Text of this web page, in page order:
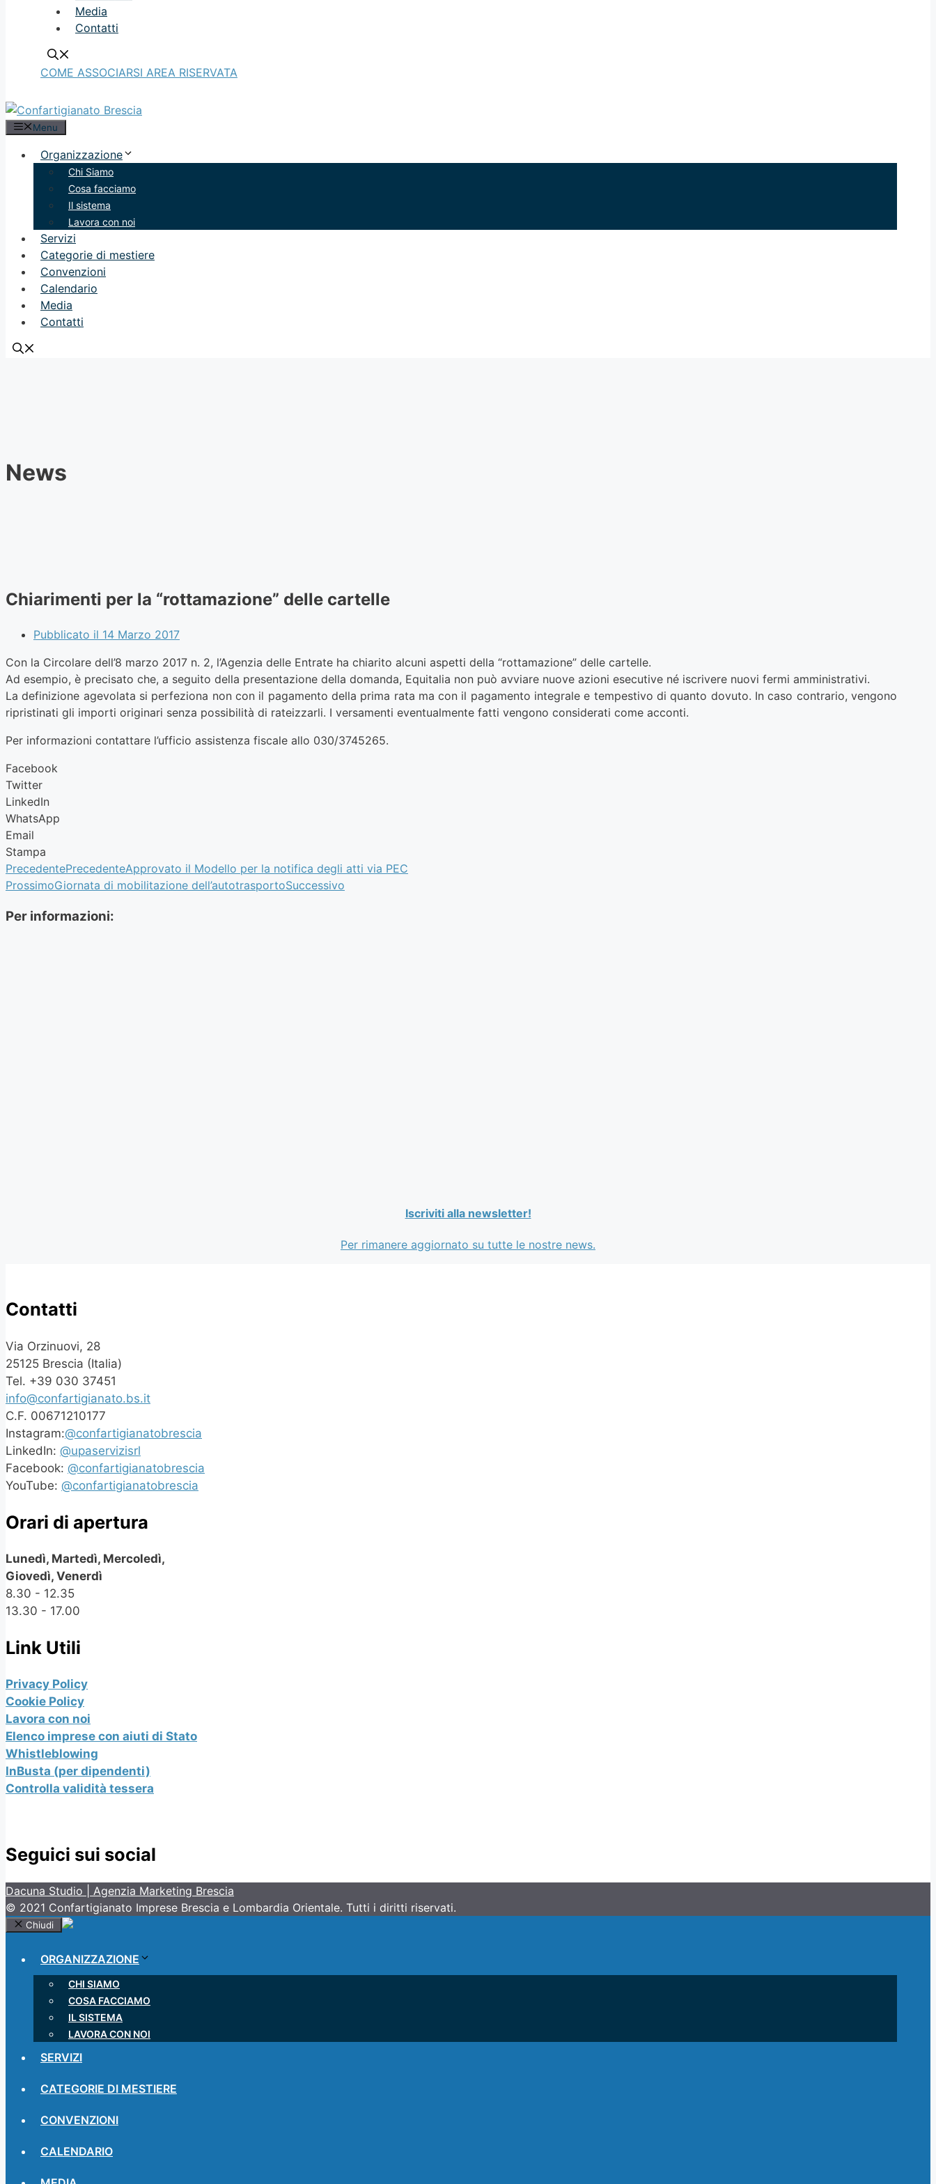
Media
Contatti
COME ASSOCIARSI AREA RISERVATA
Menu
Organizzazione
Chi Siamo
Cosa facciamo
Il sistema
Lavora con noi
Servizi
Categorie di mestiere
Convenzioni
Calendario
Media
Contatti
News
Chiarimenti per la “rottamazione” delle cartelle
Pubblicato il 14 Marzo 2017
Con la Circolare dell’8 marzo 2017 n. 2, l’Agenzia delle Entrate ha chiarito alcuni aspetti della “rottamazione” delle cartelle.
Ad esempio, è precisato che, a seguito della presentazione della domanda, Equitalia non può avviare nuove azioni esecutive né iscrivere nuovi fermi amministrativi.
La definizione agevolata si perfeziona non con il pagamento della prima rata ma con il pagamento integrale e tempestivo di quanto dovuto. In caso contrario, vengono
ripristinati gli importi originari senza possibilità di rateizzarli. I versamenti eventualmente fatti vengono considerati come acconti.
Per informazioni contattare l’ufficio assistenza fiscale allo 030/3745265.
Facebook
Twitter
LinkedIn
WhatsApp
Email
Stampa
PrecedentePrecedenteApprovato il Modello per la notifica degli atti via PEC
ProssimoGiornata di mobilitazione dell’autotrasportoSuccessivo
Per informazioni:
Iscriviti alla newsletter!
Per rimanere aggiornato su tutte le nostre news.
Contatti
Via Orzinuovi, 28
25125 Brescia (Italia)
Tel. +39 030 37451
info@confartigianato.bs.it
C.F. 00671210177
Instagram:@confartigianatobrescia
LinkedIn: @upaservizisrl
Facebook: @confartigianatobrescia
YouTube: @confartigianatobrescia
Orari di apertura
Lunedì, Martedì, Mercoledì,
Giovedì, Venerdì
8.30 - 12.35
13.30 - 17.00
Link Utili
Privacy Policy
Cookie Policy
Lavora con noi
Elenco imprese con aiuti di Stato
Whistleblowing
InBusta (per dipendenti)
Controlla validità tessera
Seguici sui social
Dacuna Studio | Agenzia Marketing Brescia
© 2021 Confartigianato Imprese Brescia e Lombardia Orientale. Tutti i diritti riservati.
Chiudi
ORGANIZZAZIONE
CHI SIAMO
COSA FACCIAMO
IL SISTEMA
LAVORA CON NOI
SERVIZI
CATEGORIE DI MESTIERE
CONVENZIONI
CALENDARIO